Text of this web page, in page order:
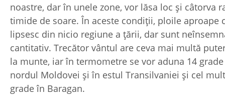
noastre, dar în unele zone, vor lăsa loc şi câtorva
timide de soare. În aceste condiţii, ploile aproape
lipsesc din nicio regiune a ţării, dar sunt
cantitativ. Trecător vântul are ceva mai multă
la munte, iar în termometre se vor aduna 14
nordul Moldovei şi în estul Transilvaniei şi cel
grade în Baragan.